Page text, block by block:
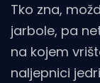
Tko zna,
jarbole, pa
na kojem
naljepnici